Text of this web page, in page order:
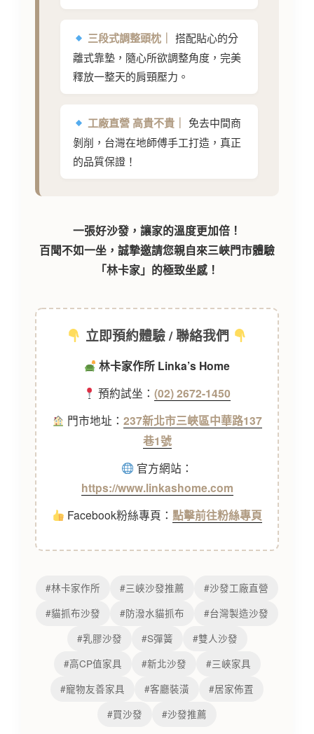
三段式調整頭枕｜ 搭配貼心的分
離式靠墊，隨心所欲調整角度，完美
釋放一整天的肩頸壓力。
工廠直營 高貴不貴｜
免去中間商
剝削，台灣在地師傅手工打造，真正
的品質保證！
一張好沙發，讓家的溫度更加倍！
百聞不如一坐，誠摯邀請您親自來三峽門市體驗
「林卡家」的極致坐感！
立即預約體驗 / 聯絡我們
林卡家作所 Linka’s Home
預約試坐：(02) 2672-1450
門市地址： 237新北市三峽區中華路137
巷1號
官方網站：
https://www.linkashome.com
Facebook粉絲專頁： 點擊前往粉絲專頁
#林卡家作所 #三峽沙發推薦
#沙發工廠直營
#貓抓布沙發
#防潑水貓抓布
#台灣製造沙發
#乳膠沙發
#S彈簧
#雙人沙發
#高CP值家具
#新北沙發
#三峽家具
#寵物友善家具
#客廳裝潢
#居家佈置
#買沙發
#沙發推薦